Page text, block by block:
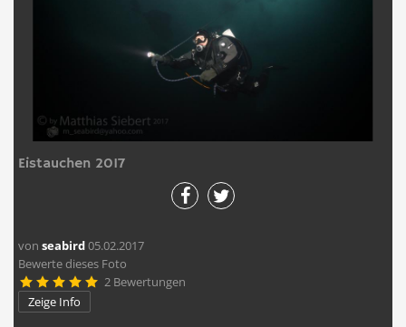
Eistauchen 2017
von seabird05.02.2017
Bewerte dieses Foto
     2 Bewertungen
Zeige Info